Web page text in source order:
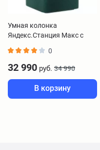
Умная колонка
Яндекс.Станция Макс с
0
32 990 руб. 34 990
В корзину